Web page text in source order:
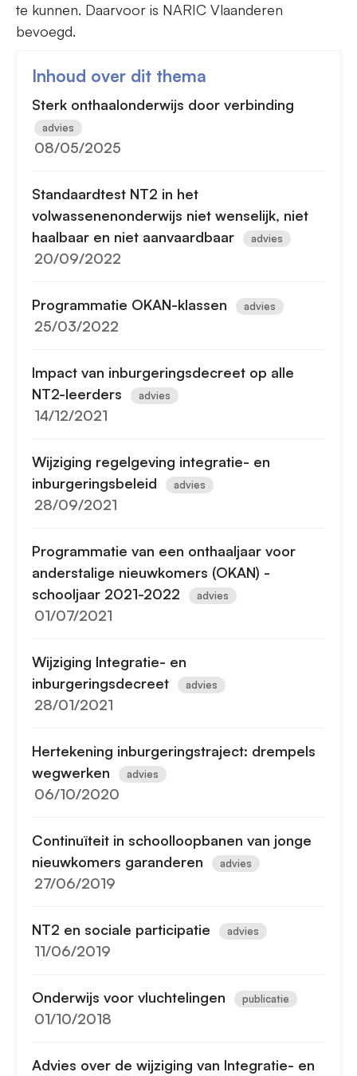
te kunnen. Daarvoor is NARIC Vlaanderen
bevoegd.
Inhoud over dit thema
Sterk onthaalonderwijs door verbinding
advies
08/05/2025
Standaardtest NT2 in het
volwassenenonderwijs niet wenselijk, niet
haalbaar en niet aanvaardbaar
advies
20/09/2022
Programmatie OKAN-klassen advies
25/03/2022
Impact van inburgeringsdecreet op alle
NT2-leerders
advies
14/12/2021
Wijziging regelgeving integratie- en
inburgeringsbeleid
advies
28/09/2021
Programmatie van een onthaaljaar voor
anderstalige nieuwkomers (OKAN) -
schooljaar 2021-2022
advies
01/07/2021
Wijziging Integratie- en
inburgeringsdecreet
advies
28/01/2021
Hertekening inburgeringstraject: drempels
wegwerken
advies
06/10/2020
Continuïteit in schoolloopbanen van jonge
nieuwkomers garanderen
advies
27/06/2019
NT2 en sociale participatie advies
11/06/2019
Onderwijs voor vluchtelingen publicatie
01/10/2018
Advies over de wijziging van Integratie- en